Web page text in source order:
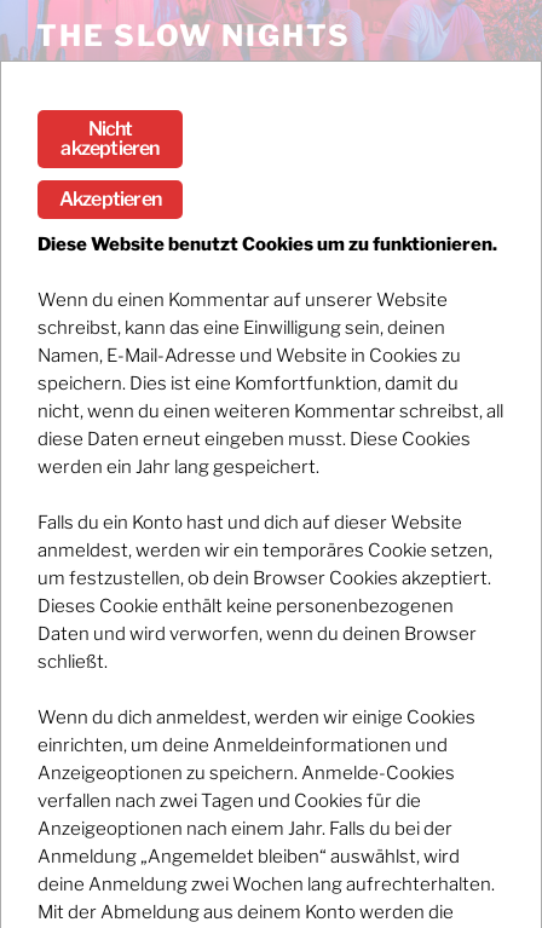
Zum
InhaltTHE SLOW NIGHTS
Stream the debut album DARK / BRIGHT now!
Emergenza Semifinals
Registrations have closed.
Emergenza Semifinals
3480
Additional Details
Registrierungs-E-Mail/-URL -
Nicht
akzeptieren
Akzeptieren
Diese Website benutzt Cookies um zu funktionieren.
Wenn du einen Kommentar auf unserer Website
schreibst, kann das eine Einwilligung sein, deinen
Namen, E-Mail-Adresse und Website in Cookies zu
speichern. Dies ist eine Komfortfunktion, damit du
nicht, wenn du einen weiteren Kommentar schreibst, all
diese Daten erneut eingeben musst. Diese Cookies
werden ein Jahr lang gespeichert.
Falls du ein Konto hast und dich auf dieser Website
anmeldest, werden wir ein temporäres Cookie setzen,
um festzustellen, ob dein Browser Cookies akzeptiert.
Dieses Cookie enthält keine personenbezogenen
Daten und wird verworfen, wenn du deinen Browser
schließt.
Wenn du dich anmeldest, werden wir einige Cookies
einrichten, um deine Anmeldeinformationen und
Anzeigeoptionen zu speichern. Anmelde-Cookies
verfallen nach zwei Tagen und Cookies für die
Anzeigeoptionen nach einem Jahr. Falls du bei der
Anmeldung „Angemeldet bleiben“ auswählst, wird
deine Anmeldung zwei Wochen lang aufrechterhalten.
Mit der Abmeldung aus deinem Konto werden die